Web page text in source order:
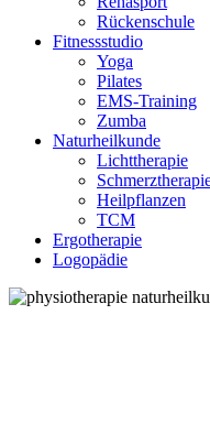
Rückenschule
Fitnessstudio
Yoga
Pilates
EMS-Training
Zumba
Naturheilkunde
Lichttherapie
Heilpflanzen
TCM
Ergotherapie
Logopädie